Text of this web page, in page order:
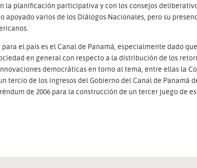
la planificación participativa y con los consejos
varios de los Diálogos Nacionales, pero su
el país es el Canal de Panamá, especialmente dado
en general con respecto a la distribución de los
democráticas en torno al tema, entre ellas la
tercio de los ingresos del Gobierno del Canal de Panamá
de 2006 para la construcción de un tercer juego de